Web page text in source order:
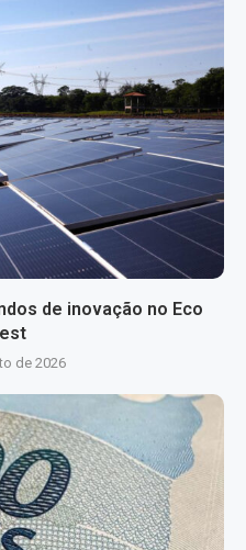
de inovação no Eco
de 2026